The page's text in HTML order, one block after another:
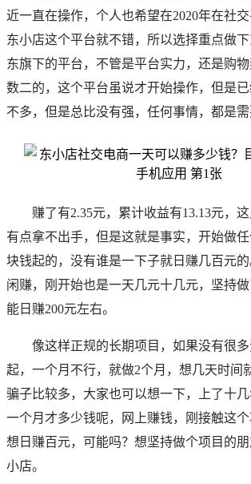
近一直在操作，个人也希望在2020年在社
东小店这个平台就不错，所以选择重点做
东旗下的平台，不管是平台实力，还是购
数二的，这个平台虽说才开始操作，但是
不多，但是总比没有强，任何事情，都是需
赚了有2.35元，累计收益有13.13元，
有点拿不出手，但是这就是事实，开始做
块钱起的，没有谁是一下子就日赚几百元
闲赚，刚开始也是一天几元十几元，坚持
能日赚200元左右。
像这样正规的长期项目，如果没有很
起，一个月不行，就做2个月，想几天时间
骗子比较多，大家也可以想一下，上了十
一个月才多少钱呢，网上赚钱，刚接触这
想日赚百元，可能吗？想坚持做个项目的
小店。